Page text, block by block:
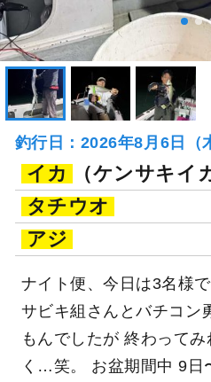
釣行日：2026年8月6日（
イカ
（ケンサキイ
タチウオ
アジ
ナイト便、今日は3名様
サビキ組さんとバチコン
もんでしたが 終わって
く…笑。 お盆期間中 9日